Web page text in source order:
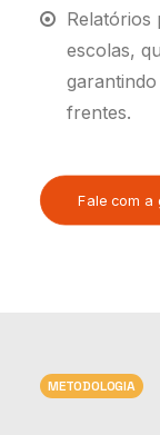
Relatórios
escolas,
frentes.
Fale com a
METODOLOGIA